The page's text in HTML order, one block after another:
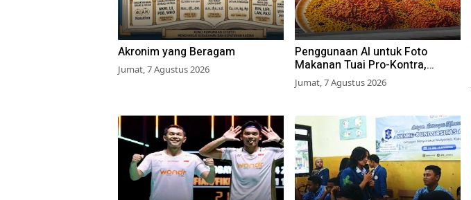
Akronim yang Beragam
Jumat, 7 Agustus 2026
Penggunaan AI untuk Foto
Makanan Tuai Pro-Kontra,
Netizen: Mending Foto Asli
Jumat, 7 Agustus 2026